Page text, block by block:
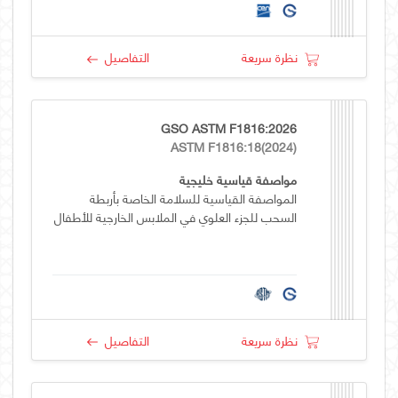
نظرة سريعة التفاصيل
GSO ASTM F1816:2026
ASTM F1816:18(2024)
مواصفة قياسية خليجية
المواصفة القياسية للسلامة الخاصة بأربطة
السحب للجزء العلوي في الملابس الخارجية للأطفال
نظرة سريعة التفاصيل